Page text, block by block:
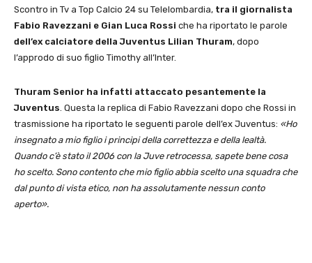
Scontro in Tv a Top Calcio 24 su Telelombardia, tra il giornalista
Fabio Ravezzani e Gian Luca Rossi che ha riportato le parole
dell’ex calciatore della Juventus Lilian Thuram, dopo
l’approdo di suo figlio Timothy all’Inter.
Thuram Senior ha infatti attaccato pesantemente la
Juventus. Questa la replica di Fabio Ravezzani dopo che Rossi in
trasmissione ha riportato le seguenti parole dell’ex Juventus: «Ho
insegnato a mio figlio i principi della correttezza e della lealtà.
Quando c’è stato il 2006 con la Juve retrocessa, sapete bene cosa
ho scelto. Sono contento che mio figlio abbia scelto una squadra che
dal punto di vista etico, non ha assolutamente nessun conto
aperto».